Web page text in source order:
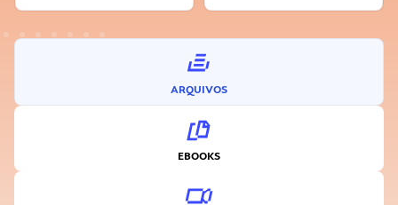
ARQUIVOS
EBOOKS